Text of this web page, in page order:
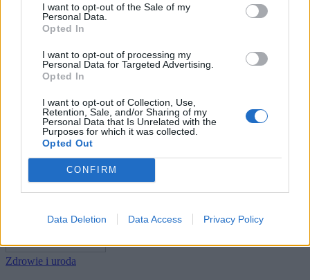
I want to opt-out of the Sale of my
Personal Data.
Opted In
I want to opt-out of processing my
Personal Data for Targeted Advertising.
Opted In
I want to opt-out of Collection, Use,
Retention, Sale, and/or Sharing of my
Personal Data that Is Unrelated with the
Purposes for which it was collected.
Opted Out
CONFIRM
Data Deletion Data Access Privacy Policy
Jak dobrze znasz tradycyjne desery
europejski...
Zdrowie i uroda
Jak dobrze znasz rodzaje makaronu?
Zdrowie i uroda